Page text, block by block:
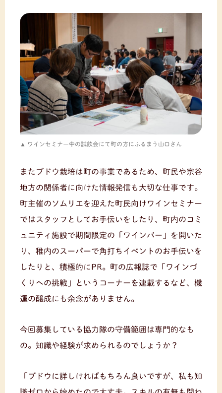
ワインセミナー中の試飲会にて町の方にふるまう山口さん
またブドウ栽培は町の事業であるため、町民や宗谷
地方の関係者に向けた情報発信も大切な仕事です。
町主催のソムリエを迎えた町民向けワインセミナー
ではスタッフとしてお手伝いをしたり、町内のコミ
ュニティ施設で期間限定の「ワインバー」を開いた
り、稚内のスーパーで角打ちイベントのお手伝いを
したりと、積極的にPR。町の広報誌で「ワインづ
くりへの挑戦」というコーナーを連載するなど、機
運の醸成にも余念がありません。
今回募集している協力隊の守備範囲は専門的なも
の。知識や経験が求められるのでしょうか？
「ブドウに詳しければもちろん良いですが、私も知